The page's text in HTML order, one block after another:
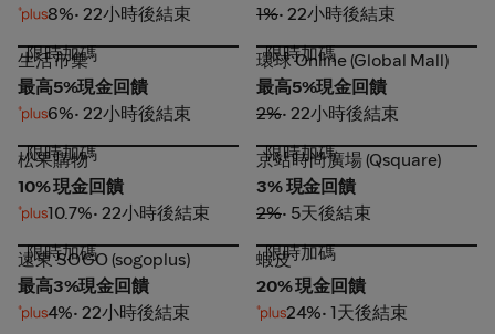
8%• 22小時後結束
1%• 22小時後結束
生活市集
限時加碼
生活市集
最高5%現金回饋
6%• 22小時後結束
環球 Online (Global Mall)
限時加碼
環球 Online (Global Mall)
最高5%現金回饋
2%• 22小時後結束
松果購物
限時加碼
松果購物
10% 現金回饋
10.7%• 22小時後結束
京站時尚廣場 (Qsquare)
限時加碼
京站時尚廣場 (Qsquare)
3% 現金回饋
2%• 5天後結束
遠東 SOGO (sogoplus)
限時加碼
遠東 SOGO (sogoplus)
最高3%現金回饋
4%• 22小時後結束
蝦皮
限時加碼
蝦皮
20% 現金回饋
24%• 1天後結束